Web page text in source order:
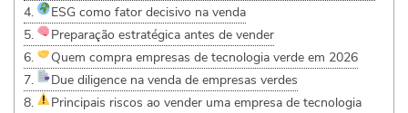
ESG como fator decisivo na venda
Preparação estratégica antes de vender
Quem compra empresas de tecnologia verde em 2026
Due diligence na venda de empresas verdes
Principais riscos ao vender uma empresa de tecnologia